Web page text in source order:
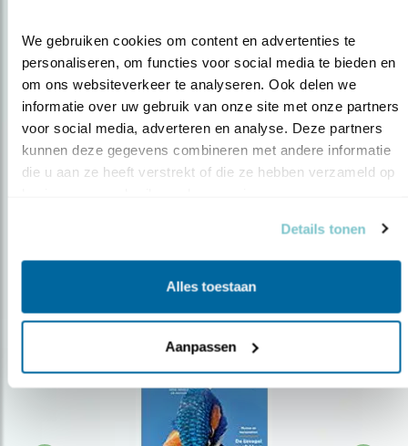
We gebruiken cookies om content en advertenties te
personaliseren, om functies voor social media te bieden en
om ons websiteverkeer te analyseren. Ook delen we
informatie over uw gebruik van onze site met onze partners
voor social media, adverteren en analyse. Deze partners
kunnen deze gegevens combineren met andere informatie
die u aan ze heeft verstrekt of die ze hebben verzameld op
Details tonen
Alles toestaan
Aanpassen
Op de hoogte blijven?
Meld je aan en ontvang nieuws, inspiratie, acties en tips
over vogels en activiteiten van Vogelbescherming.